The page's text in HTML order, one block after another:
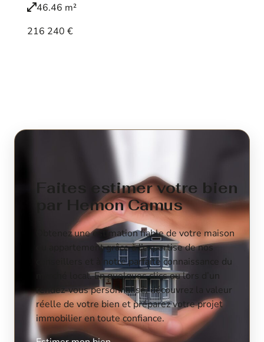
46.46 m²
216 240 €
Faites estimer votre bien
par Hemon Camus
Obtenez une estimation fiable de votre maison
ou appartement grâce à l’expertise de nos
conseillers et à notre parfaite connaissance du
marché local. En quelques clics ou lors d’un
rendez-vous personnalisé, découvrez la valeur
réelle de votre bien et préparez votre projet
immobilier en toute confiance.